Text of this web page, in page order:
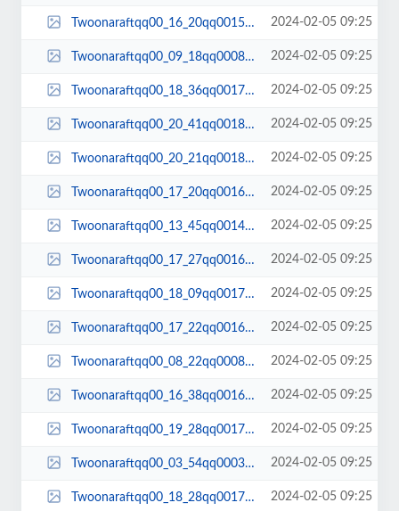
Twoonaraftqq00_16_20qq00157.jpg 2024-02-05 09:25
Twoonaraftqq00_09_18qq00086.jpg 2024-02-05 09:25
Twoonaraftqq00_18_36qq00173.jpg 2024-02-05 09:25
Twoonaraftqq00_20_41qq00189.jpg 2024-02-05 09:25
Twoonaraftqq00_20_21qq00184.jpg 2024-02-05 09:25
Twoonaraftqq00_17_20qq00163.jpg 2024-02-05 09:25
Twoonaraftqq00_13_45qq00140.jpg 2024-02-05 09:25
Twoonaraftqq00_17_27qq00165.jpg 2024-02-05 09:25
Twoonaraftqq00_18_09qq00170.jpg 2024-02-05 09:25
Twoonaraftqq00_17_22qq00164.jpg 2024-02-05 09:25
Twoonaraftqq00_08_22qq00081.jpg 2024-02-05 09:25
Twoonaraftqq00_16_38qq00160.jpg 2024-02-05 09:25
Twoonaraftqq00_19_28qq00178.jpg 2024-02-05 09:25
Twoonaraftqq00_03_54qq00034.jpg 2024-02-05 09:25
Twoonaraftqq00_18_28qq00172.jpg 2024-02-05 09:25